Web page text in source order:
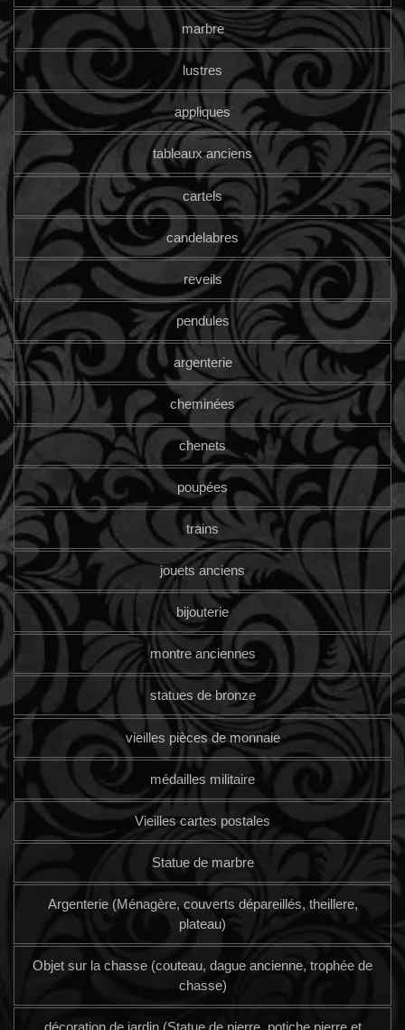
marbre
lustres
appliques
tableaux anciens
cartels
candelabres
reveils
pendules
argenterie
cheminées
chenets
poupées
trains
jouets anciens
bijouterie
montre anciennes
statues de bronze
vieilles pièces de monnaie
médailles militaire
Vieilles cartes postales
Statue de marbre
Argenterie (Ménagère, couverts dépareillés, theillere,
plateau)
Objet sur la chasse (couteau, dague ancienne, trophée de
chasse)
décoration de jardin (Statue de pierre, potiche pierre et